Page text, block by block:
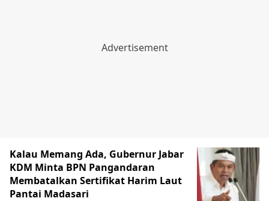
Kalau Memang Ada, Gubernur Jabar
KDM Minta BPN Pangandaran
Membatalkan Sertifikat Harim Laut
Pantai Madasari